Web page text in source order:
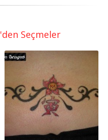
'den Seçmeler